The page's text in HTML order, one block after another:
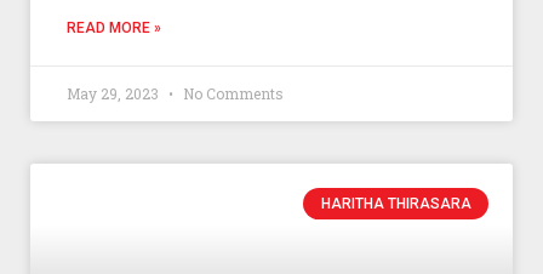
READ MORE »
May 29, 2023 No Comments
HARITHA THIRASARA